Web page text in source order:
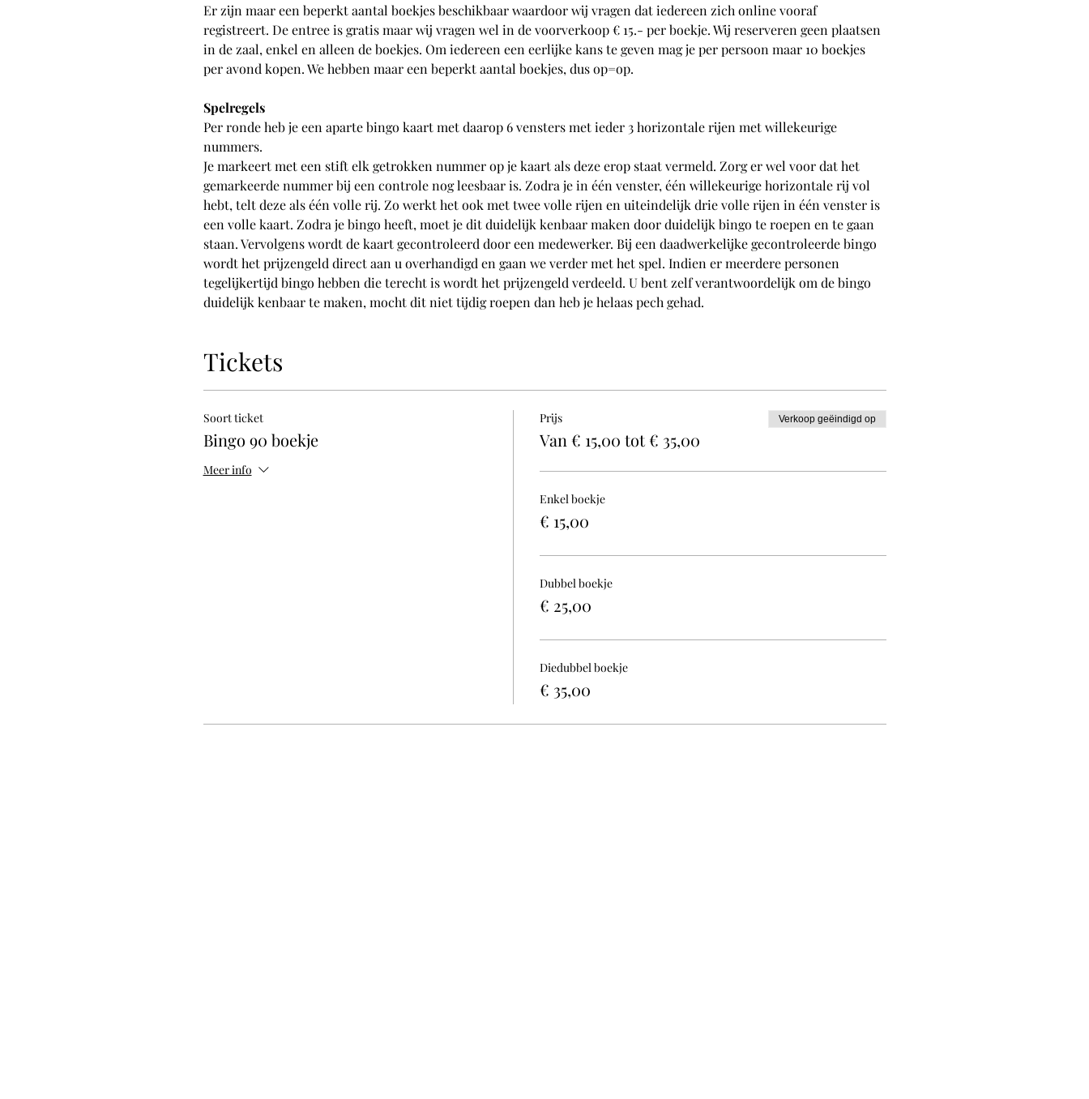
Er zijn maar een beperkt aantal boekjes beschikbaar waardoor wij vragen dat iedereen zich online vooraf
registreert. De entree is gratis maar wij vragen wel in de voorverkoop € 15.- per boekje. Wij reserveren geen plaatsen
in de zaal, enkel en alleen de boekjes. Om iedereen een eerlijke kans te geven mag je per persoon maar 10 boekjes
per avond kopen. We hebben maar een beperkt aantal boekjes, dus op=op.
Spelregels
Per ronde heb je een aparte bingo kaart met daarop 6 vensters met ieder 3 horizontale rijen met willekeurige
nummers.
Je markeert met een stift elk getrokken nummer op je kaart als deze erop staat vermeld. Zorg er wel voor dat het
gemarkeerde nummer bij een controle nog leesbaar is. Zodra je in één venster, één willekeurige horizontale rij vol
hebt, telt deze als één volle rij. Zo werkt het ook met twee volle rijen en uiteindelijk drie volle rijen in één venster is
een volle kaart. Zodra je bingo heeft, moet je dit duidelijk kenbaar maken door duidelijk bingo te roepen en te gaan
staan. Vervolgens wordt de kaart gecontroleerd door een medewerker. Bij een daadwerkelijke gecontroleerde bingo
wordt het prijzengeld direct aan u overhandigd en gaan we verder met het spel. Indien er meerdere personen
tegelijkertijd bingo hebben die terecht is wordt het prijzengeld verdeeld. U bent zelf verantwoordelijk om de bingo
duidelijk kenbaar te maken, mocht dit niet tijdig roepen dan heb je helaas pech gehad.
Tickets
Soort ticket
Bingo 90 boekje
Meer info
Prijs
Van € 15,00 tot € 35,00
Verkoop geëindigd op
Enkel boekje
€ 15,00
Dubbel boekje
€ 25,00
Diedubbel boekje
€ 35,00